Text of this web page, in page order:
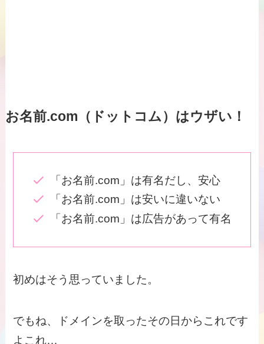
お名前.com（ドットコム）はウザい！
「お名前.com」は有名だし、安心
「お名前.com」は安いに違いない
「お名前.com」は広告があって有名
初めはそう思っていました。
でもね、ドメインを取ったその日からこれです
よこれ…